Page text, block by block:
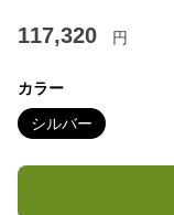
117,320 円
カラー
シルバー